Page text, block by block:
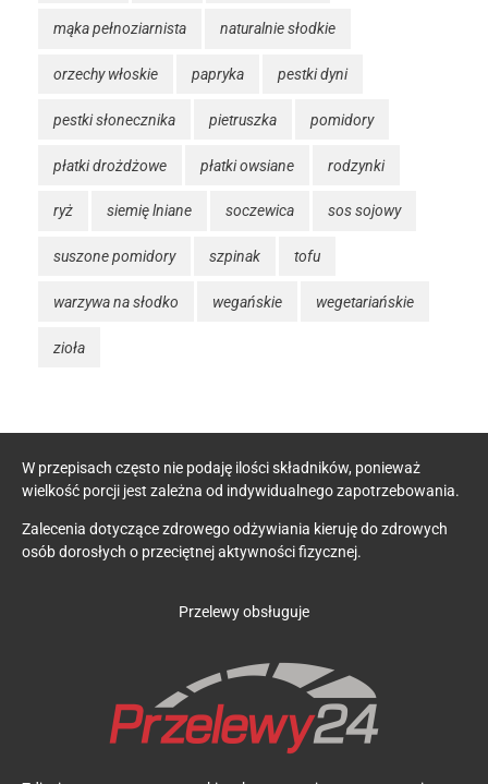
mąka pełnoziarnista naturalnie słodkie
orzechy włoskie papryka pestki dyni
pestki słonecznika pietruszka pomidory
płatki drożdżowe płatki owsiane rodzynki
ryż siemię lniane soczewica sos sojowy
suszone pomidory szpinak tofu
warzywa na słodko wegańskie wegetariańskie
zioła
W przepisach często nie podaję ilości składników, ponieważ
wielkość porcji jest zależna od indywidualnego zapotrzebowania.
Zalecenia dotyczące zdrowego odżywiania kieruję do zdrowych
osób dorosłych o przeciętnej aktywności fizycznej.
Przelewy obsługuje